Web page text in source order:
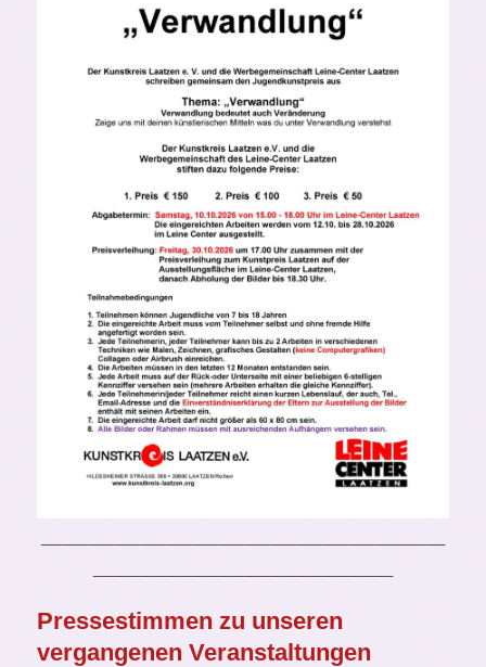
Pressestimmen zu unseren
vergangenen Veranstaltungen